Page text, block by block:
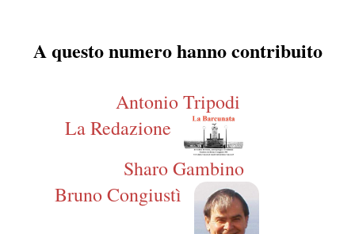
A questo numero hanno contribuito
Antonio Tripodi
La Redazione
Sharo Gambino
Bruno Congiustì